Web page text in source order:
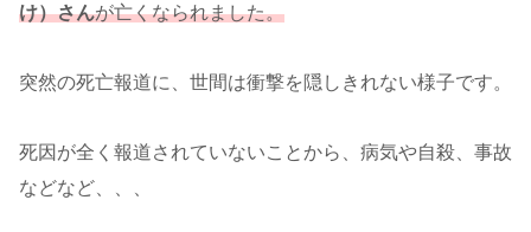
け）さんが亡くなられました。
突然の死亡報道に、世間は衝撃を隠しきれない様子です。
死因が全く報道されていないことから、病気や自殺、事故
などなど、、、